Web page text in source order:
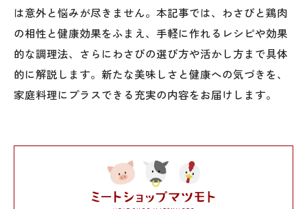
は意外と悩みが尽きません。本記事では、わさびと鶏肉
の相性と健康効果をふまえ、手軽に作れるレシピや効果
的な調理法、さらにわさびの選び方や活かし方まで具体
的に解説します。新たな美味しさと健康への気づきを、
家庭料理にプラスできる充実の内容をお届けします。